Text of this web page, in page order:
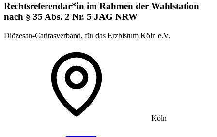
Rechtsreferendar*in im Rahmen der Wahlstation
nach § 35 Abs. 2 Nr. 5 JAG NRW
Diözesan-Caritasverband, für das Erzbistum Köln e.V.
Köln